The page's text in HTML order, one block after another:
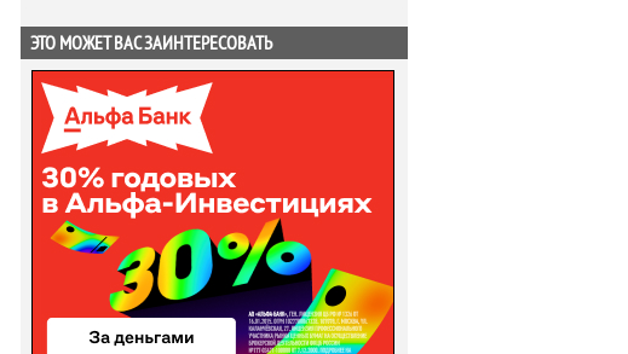
ЭТО МОЖЕТ ВАС ЗАИНТЕРЕСОВАТЬ